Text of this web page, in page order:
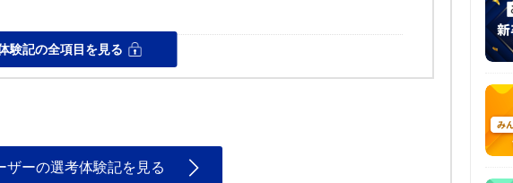
験記の全項目を見る
ザーの選考体験記を見る